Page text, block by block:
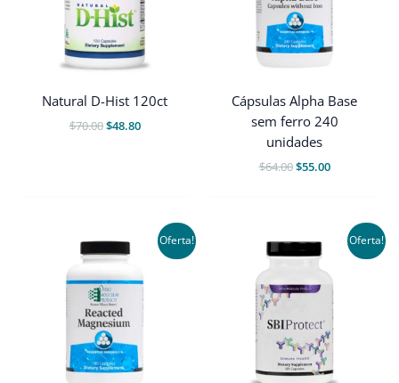
Natural D-Hist 120ct
$70.00O
$48.80O
Cápsulas Alpha Base
sem ferro 240
unidades
$64.00O
$55.00O
$55.00.
Oferta! Oferta!